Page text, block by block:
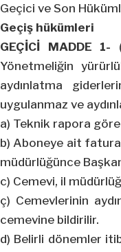
Geçici ve Son
Geçiş hükümleri
GEÇİCİ MADDE 1-
Yönetmeliğin
aydınlatma
uygulanmaz ve
a) Teknik rapora göre
b) Aboneye ait
müdürlüğünce
c) Cemevi, il
ç) Cemevlerinin
cemevine bildirilir.
d) Belirli dönemler